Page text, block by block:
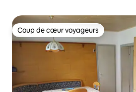
Coup de cœur voyageurs
Coup de cœur voyageurs